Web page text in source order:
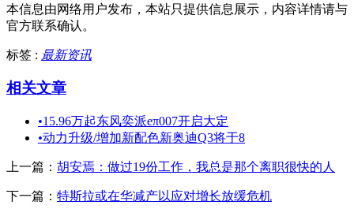
本信息由网络用户发布， 本站只提供信息展示，内容详情请与
官方联系确认。
标签 : 最新资讯
相关文章
•15.96万起东风奕派eπ007开启大定
•动力升级/增加新配色新奥迪Q3将于8
上一篇： 胡安焉：做过19份工作，我总是那个离职很快的人
下一篇： 特斯拉或在华减产以应对增长放缓危机